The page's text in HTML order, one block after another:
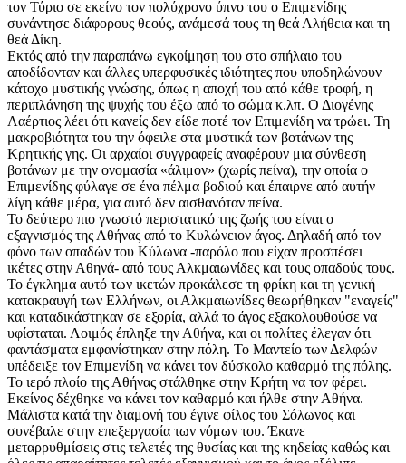
τον Τύριο σε εκείνο τον πολύχρονο ύπνο του ο Επιμενίδης
συνάντησε διάφορους θεούς, ανάμεσά τους τη θεά Αλήθεια και τη
θεά Δίκη.
Εκτός από την παραπάνω εγκοίμηση του στο σπήλαιο του
αποδίδονταν και άλλες υπερφυσικές ιδιότητες που υποδηλώνουν
κάτοχο μυστικής γνώσης, όπως η αποχή του από κάθε τροφή, η
περιπλάνηση της ψυχής του έξω από το σώμα κ.λπ. Ο Διογένης
Λαέρτιος λέει ότι κανείς δεν είδε ποτέ τον Επιμενίδη να τρώει. Τη
μακροβιότητα του την όφειλε στα μυστικά των βοτάνων της
Κρητικής γης. Οι αρχαίοι συγγραφείς αναφέρουν μια σύνθεση
βοτάνων με την ονομασία «άλιμον» (χωρίς πείνα), την οποία ο
Επιμενίδης φύλαγε σε ένα πέλμα βοδιού και έπαιρνε από αυτήν
λίγη κάθε μέρα, για αυτό δεν αισθανόταν πείνα.
Το δεύτερο πιο γνωστό περιστατικό της ζωής του είναι ο
εξαγνισμός της Αθήνας από το Κυλώνειον άγος. Δηλαδή από τον
φόνο των οπαδών του Κύλωνα -παρόλο που είχαν προσπέσει
ικέτες στην Αθηνά- από τους Αλκμαιωνίδες και τους οπαδούς τους.
Το έγκλημα αυτό των ικετών προκάλεσε τη φρίκη και τη γενική
κατακραυγή των Ελλήνων, οι Αλκμαιωνίδες θεωρήθηκαν "εναγείς"
και καταδικάστηκαν σε εξορία, αλλά το άγος εξακολουθούσε να
υφίσταται. Λοιμός έπληξε την Αθήνα, και οι πολίτες έλεγαν ότι
φαντάσματα εμφανίστηκαν στην πόλη. Το Μαντείο των Δελφών
υπέδειξε τον Επιμενίδη να κάνει τον δύσκολο καθαρμό της πόλης.
Το ιερό πλοίο της Αθήνας στάλθηκε στην Κρήτη να τον φέρει.
Εκείνος δέχθηκε να κάνει τον καθαρμό και ήλθε στην Αθήνα.
Μάλιστα κατά την διαμονή του έγινε φίλος του Σόλωνος και
συνέβαλε στην επεξεργασία των νόμων του. Έκανε
μεταρρυθμίσεις στις τελετές της θυσίας και της κηδείας καθώς και